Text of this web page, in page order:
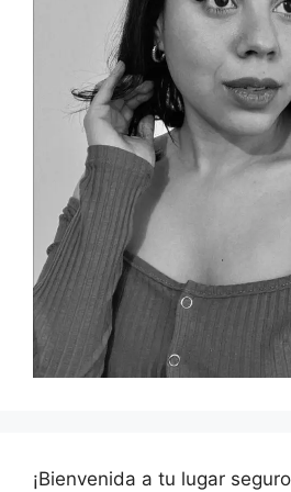
¡Bienvenida a tu lugar